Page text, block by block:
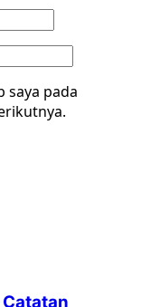
saya pada
Catatan